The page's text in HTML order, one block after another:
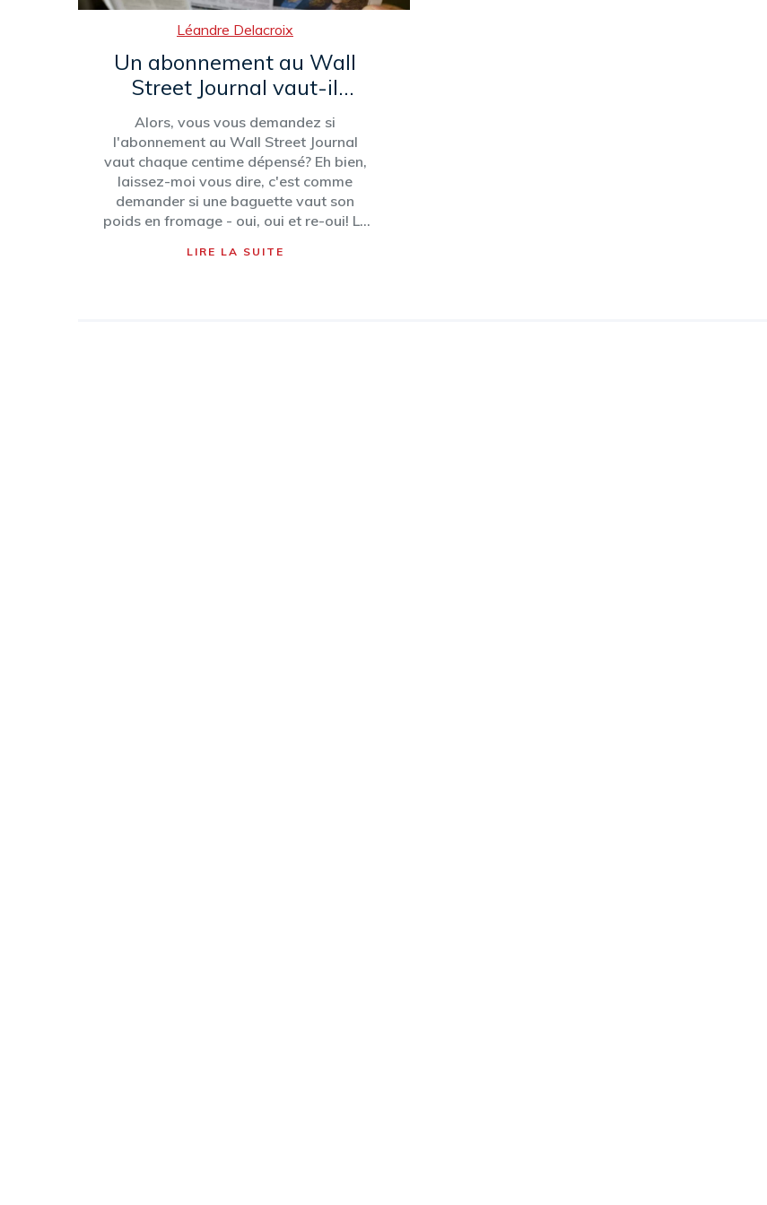
Léandre Delacroix
Un abonnement au Wall
Street Journal vaut-il
l'argent dépensé?
Alors, vous vous demandez si
l'abonnement au Wall Street Journal
vaut chaque centime dépensé? Eh bien,
laissez-moi vous dire, c'est comme
demander si une baguette vaut son
poids en fromage - oui, oui et re-oui! Le
reportages de qualité et d'analyses en
LIRE LA SUITE